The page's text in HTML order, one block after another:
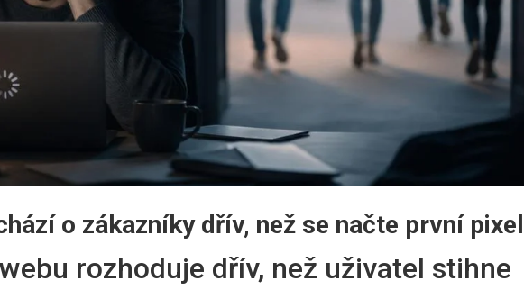
o zákazníky dřív, než se načte první pixel
rozhoduje dřív, než uživatel stihne